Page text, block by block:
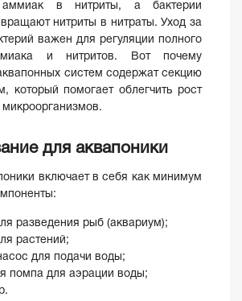
аммиак в нитриты, а бактерии
нитриты в нитраты. Уход за
важен для регуляции полного
и нитритов. Вот почему
систем содержат секцию
который помогает облегчить рост
для аквапоники
включает в себя как минимум
разведения рыб (аквариум);
растений;
для подачи воды;
помпа для аэрации воды;